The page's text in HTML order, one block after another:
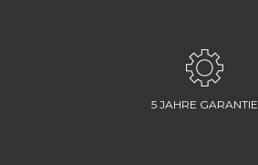
5 JAHRE GARANTIE